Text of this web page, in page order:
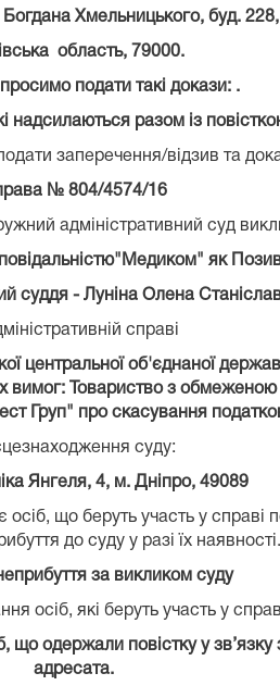
Хмельницького, буд. 228,
область, 79000.
подати такі докази: .
надсилаються разом із
заперечення/відзив та
№ 804/4574/16
адміністративний суд
як
суддя - Луніна Олена
справі
об'єднаної
вимог: Товариство з
Груп" про скасування
суду:
Янгеля, 4, м. Дніпро, 49089
що беруть участь у справі
до суду у разі їх наявності.
за викликом суду
осіб, які беруть участь у
одержали повістку у зв’язку
адресата.